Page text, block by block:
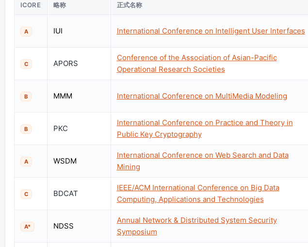
ICORE 略称 正式名称
A IUI International Conference on Intelligent User Interfaces
C APORS
Conference of the Association of Asian-Pacific
Operational Research Societies
B MMM International Conference on MultiMedia Modeling
B PKC
International Conference on Practice and Theory in
Public Key Cryptography
A WSDM
International Conference on Web Search and Data
Mining
C BDCAT
IEEE/ACM International Conference on Big Data
Computing, Applications and Technologies
A* NDSS
Annual Network & Distributed System Security
Symposium